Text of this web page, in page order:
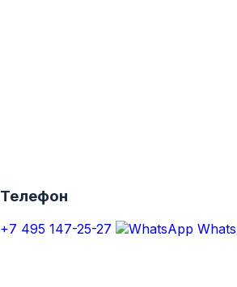
Телефон
+7 495 147-25-27